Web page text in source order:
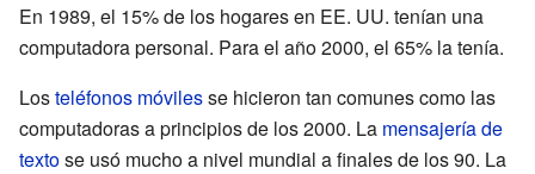
En 1989, el 15% de los hogares en EE. UU. tenían una
computadora personal. Para el año 2000, el 65% la tenía.
Losteléfonos móvilesse hicieron tan comunes como las
computadoras a principios de los 2000. La mensajería de
textose usó mucho a nivel mundial a finales de los 90. La